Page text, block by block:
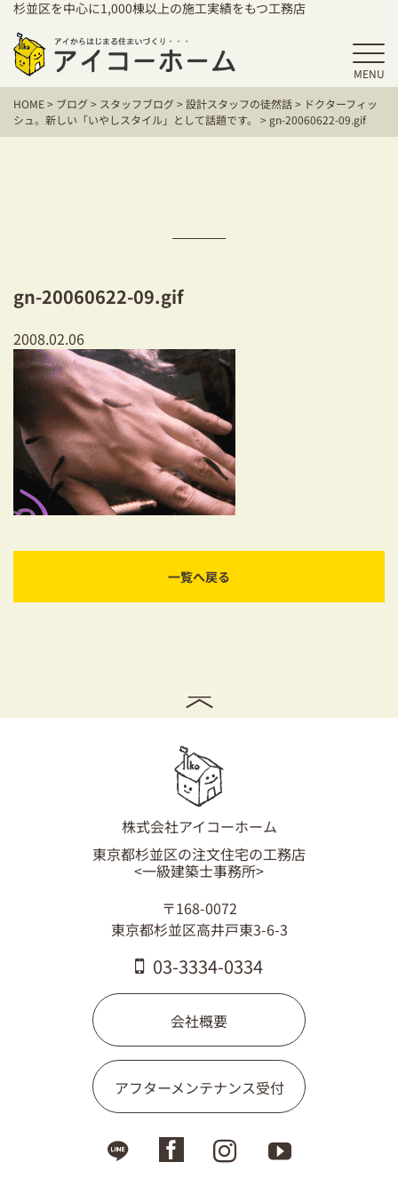
杉並区を中心に1,000棟以上の施工実績をもつ工務店
MENU
HOME
アイコーホームの家づくり
保証／アフターサポート
住宅シリーズ
建て替えをお考えの方
耐震対策も安心の家づくり
リフォーム・リノベーションをお考えの方
必見！土地からお探しの方へ
ショールーム
03-3334-0334
HOME> ブログ> スタッフブログ>設計スタッフの徒然話> ドクターフィッ
シュ。新しい「いやしスタイル」として話題です。
> gn-20060622-09.gif
gn-20060622-09.gif
2008.02.06
一覧へ戻る
株式会社アイコーホーム
東京都杉並区の注文住宅の工務店
<一級建築士事務所>
〒168-0072
東京都杉並区高井戸東3-6-3
03-3334-0334
会社概要
アフターメンテナンス受付